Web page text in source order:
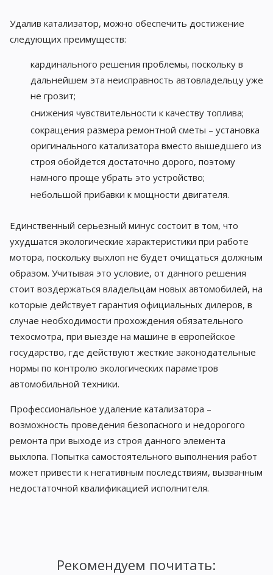
Удалив катализатор, можно обеспечить достижение
следующих преимуществ:
кардинального решения проблемы, поскольку в
дальнейшем эта неисправность автовладельцу уже
не грозит;
снижения чувствительности к качеству топлива;
сокращения размера ремонтной сметы – установка
оригинального катализатора вместо вышедшего из
строя обойдется достаточно дорого, поэтому
намного проще убрать это устройство;
небольшой прибавки к мощности двигателя.
Единственный серьезный минус состоит в том, что
ухудшатся экологические характеристики при работе
мотора, поскольку выхлоп не будет очищаться должным
образом. Учитывая это условие, от данного решения
стоит воздержаться владельцам новых автомобилей, на
которые действует гарантия официальных дилеров, в
случае необходимости прохождения обязательного
техосмотра, при выезде на машине в европейское
государство, где действуют жесткие законодательные
нормы по контролю экологических параметров
автомобильной техники.
Профессиональное удаление катализатора –
возможность проведения безопасного и недорогого
ремонта при выходе из строя данного элемента
выхлопа. Попытка самостоятельного выполнения работ
может привести к негативным последствиям, вызванным
недостаточной квалификацией исполнителя.
Рекомендуем почитать: